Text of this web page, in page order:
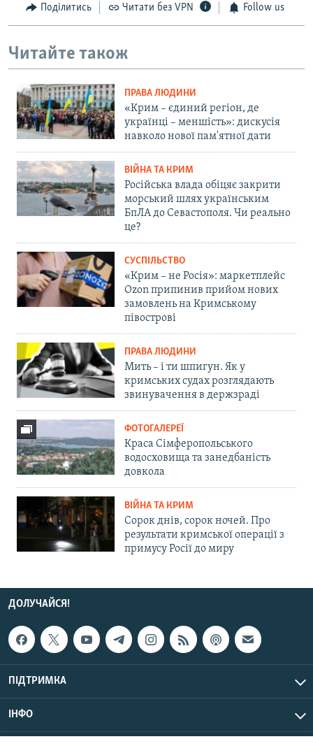
Поділитись Читати без VPN Follow us
Читайте також
ПРАВА ЛЮДИНИ
«Крим – єдиний регіон, де
українці – меншість»: дискусія
навколо нової пам'ятної дати
ВІЙНА ТА КРИМ
Російська влада обіцяє закрити
морський шлях українським
БпЛА до Севастополя. Чи реально
це?
СУСПІЛЬСТВО
«Крим – не Росія»: маркетплейс
Ozon припинив прийом нових
замовлень на Кримському
півострові
ПРАВА ЛЮДИНИ
Мить – і ти шпигун. Як у
кримських судах розглядають
звинувачення в держзраді
ФОТОГАЛЕРЕЇ
Краса Сімферопольського
водосховища та занедбаність
довкола
ВІЙНА ТА КРИМ
Сорок днів, сорок ночей. Про
результати кримської операції з
примусу Росії до миру
ДОЛУЧАЙСЯ!
ПІДТРИМКА
ІНФО